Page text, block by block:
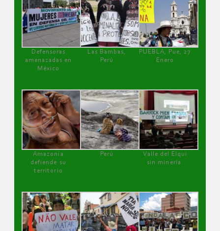
Defensoras
amenazadas en
México
Las Bambas,
Perú
PUEBLA, Pue, 27
Enero
Amazonía
defiende su
territorio
Perú
Valle del Elqui
sin minería.